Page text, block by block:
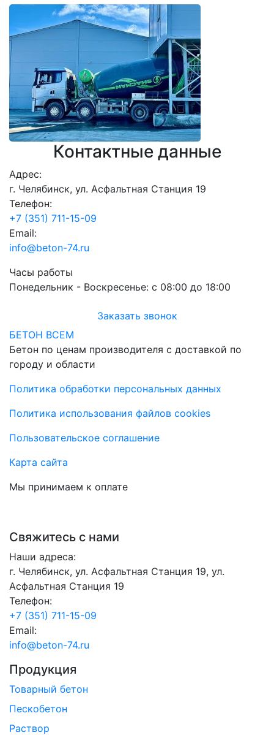
Контактные данные
Адрес:
г. Челябинск, ул. Асфальтная Станция 19
Телефон:
+7 (351) 711-15-09
Email:
info@beton-74.ru
Часы работы
Понедельник - Воскресенье: с 08:00 до 18:00
Заказать звонок
БЕТОН ВСЕМ
Бетон по ценам производителя с доставкой по
городу и области
Политика обработки персональных данных
Политика использования файлов cookies
Пользовательское соглашение
Карта сайта
Мы принимаем к оплате
Свяжитесь с нами
Наши адреса:
г. Челябинск, ул. Асфальтная Станция 19, ул.
Асфальтная Станция 19
Телефон:
+7 (351) 711-15-09
Email:
info@beton-74.ru
Продукция
Товарный бетон
Пескобетон
Раствор